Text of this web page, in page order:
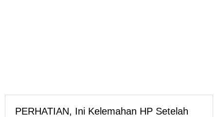
PERHATIAN, Ini Kelemahan HP Setelah